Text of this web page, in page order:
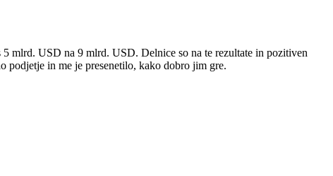
mlrd. USD na 9 mlrd. USD. Delnice so na te rezultate in pozitiven
podjetje in me je presenetilo, kako dobro jim gre.